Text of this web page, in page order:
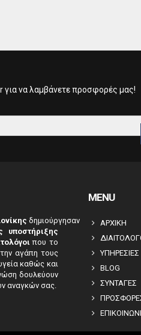
για να λαμβάνετε προσφορές μας!
δημιούργησαν
υποστήριξης
που το
αγάπη τους
καθώς και
δουλεύουν
αναγκών σας.
MENU
ΑΡΧΙΚΗ
ΥΠΗΡΕΣΙΕΣ
BLOG
ΣΥΝΤΑΓΕΣ